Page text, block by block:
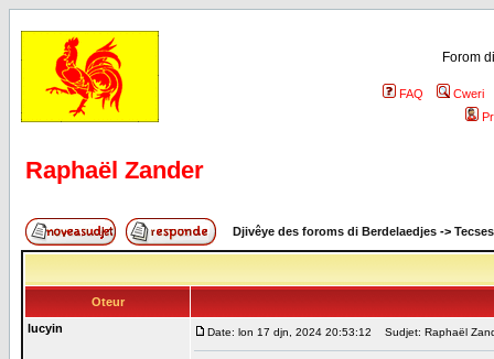
Forom
FAQ
Cweri
Raphaël Zander
Djivêye des foroms di Berdelaedjes ->
Oteur
lucyin
Date: lon 17 djn, 2024 20:53:12 Sudjet: Raphaël